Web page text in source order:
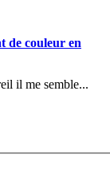
de couleur en
il me semble...